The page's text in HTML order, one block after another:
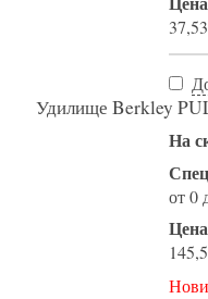
Удилище Berkley
На
от 0